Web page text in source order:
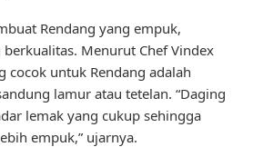
Rendang yang empuk,
Menurut Chef Vindex
cocok untuk Rendang adalah
lamur atau tetelan. “Daging
lemak yang cukup sehingga
empuk,” ujarnya.